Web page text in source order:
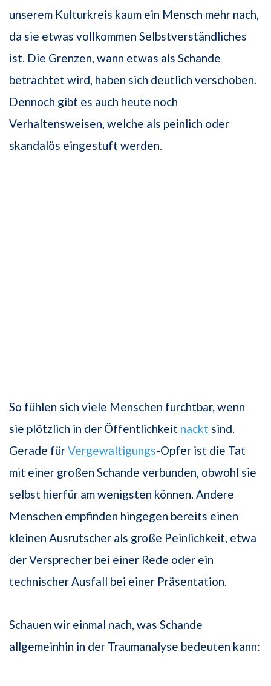
unserem Kulturkreis kaum ein Mensch mehr nach,
da sie etwas vollkommen Selbstverständliches
ist. Die Grenzen, wann etwas als Schande
betrachtet wird, haben sich deutlich verschoben.
Dennoch gibt es auch heute noch
Verhaltensweisen, welche als peinlich oder
skandalös eingestuft werden.
So fühlen sich viele Menschen furchtbar, wenn
sie plötzlich in der Öffentlichkeit nackt sind.
Gerade fürVergewaltigungs-Opfer ist die Tat
mit einer großen Schande verbunden, obwohl sie
selbst hierfür am wenigsten können. Andere
Menschen empfinden hingegen bereits einen
kleinen Ausrutscher als große Peinlichkeit, etwa
der Versprecher bei einer Rede oder ein
technischer Ausfall bei einer Präsentation.
Schauen wir einmal nach, was Schande
allgemeinhin in der Traumanalyse bedeuten kann: